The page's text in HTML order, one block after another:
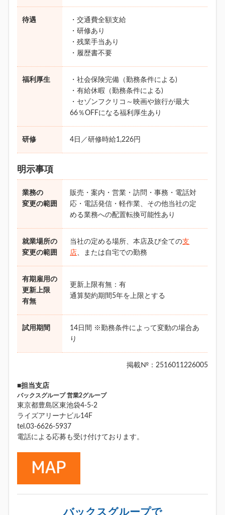
待遇
・交通費全額支給
・研修あり
・残業手当あり
・履歴書不要
福利厚生
・社会保険完備（勤務条件による)
・有給休暇（勤務条件による)
・セゾンフクリコ～映画や旅行が最大
66％OFFになる福利厚生あり
研修 4日／研修時給1,226円
明示事項
業務の
変更の範囲
販売・案内・営業・訪問・事務・電話対
応・電話発信・軽作業、その他当社の定
める業務への配置転換可能性あり
就業場所の
変更の範囲
当社の定める場所、本店及び全ての支
店、または自宅での勤務
有期雇用の
更新上限
有無
更新上限有無：有
通算契約期間5年を上限とする
試用期間
14日間 ※勤務条件によって変動の場合あ
り
掲載№：2516011226005
■担当支店
バックスグループ 営業2グループ
東京都豊島区東池袋4-5-2
ライズアリーナビル14F
tel.03-6626-5937
電話による応募も受け付けております。
バックスグループで